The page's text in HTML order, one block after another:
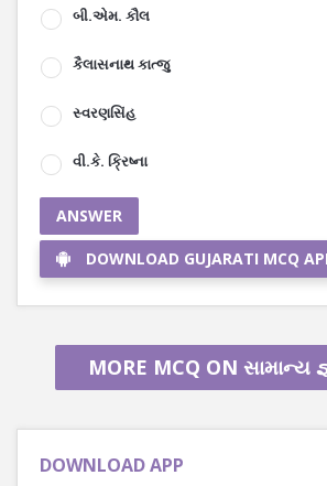
બી‌.એમ. કૌલ
કૈલાસનાથ કાત્જુ
સ્વરણસિંહ
વી.કે. ક્રિષ્ના
ANSWER
DOWNLOAD GUJARATI MCQ
MORE MCQ ON સામાન્ય
DOWNLOAD APP